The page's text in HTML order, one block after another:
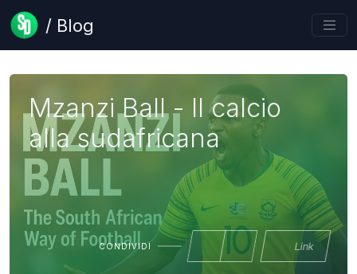
/ Blog
Mzanzi Ball - Il calcio
alla sudafricana
CONDIVIDI Link